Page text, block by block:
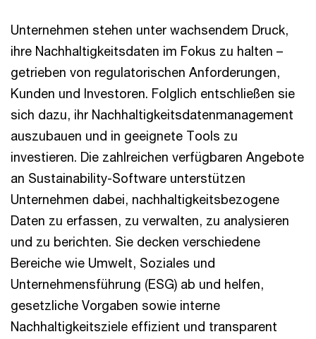
Unternehmen stehen unter wachsendem Druck,
ihre Nachhaltigkeitsdaten im Fokus zu halten –
getrieben von regulatorischen Anforderungen,
Kunden und Investoren. Folglich entschließen sie
sich dazu, ihr Nachhaltigkeitsdatenmanagement
auszubauen und in geeignete Tools zu
investieren. Die zahlreichen verfügbaren Angebote
an Sustainability-Software unterstützen
Unternehmen dabei, nachhaltigkeitsbezogene
Daten zu erfassen, zu verwalten, zu analysieren
und zu berichten. Sie decken verschiedene
Bereiche wie Umwelt, Soziales und
Unternehmensführung (ESG) ab und helfen,
gesetzliche Vorgaben sowie interne
Nachhaltigkeitsziele effizient und transparent